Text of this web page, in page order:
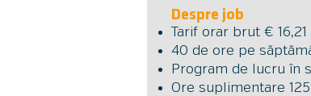
Despre job
Tarif orar brut € 16,21
40 de ore pe
Program de lucru în
Ore suplimentare